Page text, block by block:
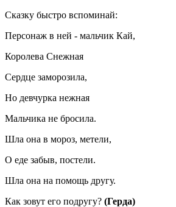
Сказку быстро вспоминай:
Персонаж в ней - мальчик Кай,
Королева Снежная
Сердце заморозила,
Но девчурка нежная
Мальчика не бросила.
Шла она в мороз, метели,
О еде забыв, постели.
Шла она на помощь другу.
Как зовут его подругу? (Герда)